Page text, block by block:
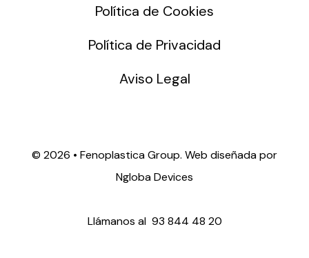
Política de Cookies
Política de Privacidad
Aviso Legal
© 2026 • Fenoplastica Group. Web diseñada por
Ngloba Devices
Llámanos al 93 844 48 20